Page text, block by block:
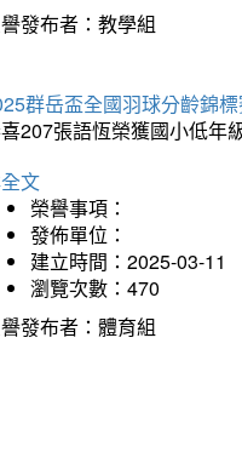
發布者：教學組
群岳盃全國羽球分齡錦
207張語恆榮獲國小低年
文
榮譽事項：
發佈單位：
建立時間：2025-03-11
瀏覽次數：470
發布者：體育組